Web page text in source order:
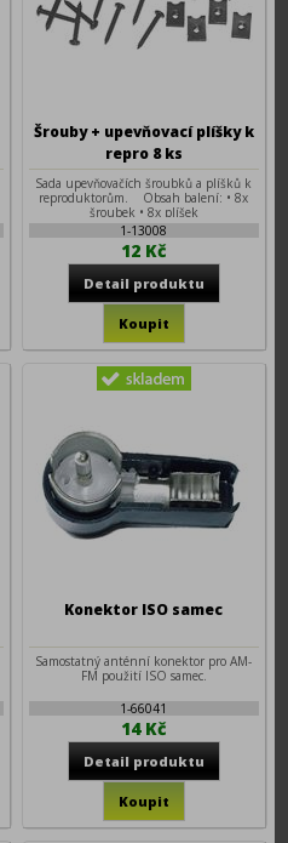
Šrouby + upevňovací plíšky k
repro 8 ks
Sada upevňovačích šroubků a plíšků k
reproduktorům. Obsah balení: • 8x
šroubek • 8x plíšek
1-13008
12 Kč
Konektor ISO samec
Samostatný anténní konektor pro AM-
FM použití ISO samec.
1-66041
14 Kč